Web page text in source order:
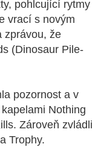
pohlcující rytmy
vrací s novým
zprávou, že
(Dinosaur Pile-
pozornost a v
Nothing
Zároveň zvládli
Trophy.